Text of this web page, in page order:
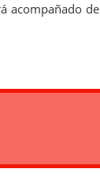
acompañado de